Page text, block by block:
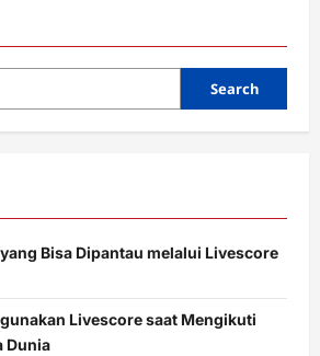
Search
Bisa Dipantau melalui Livescore
Livescore saat Mengikuti
Dunia